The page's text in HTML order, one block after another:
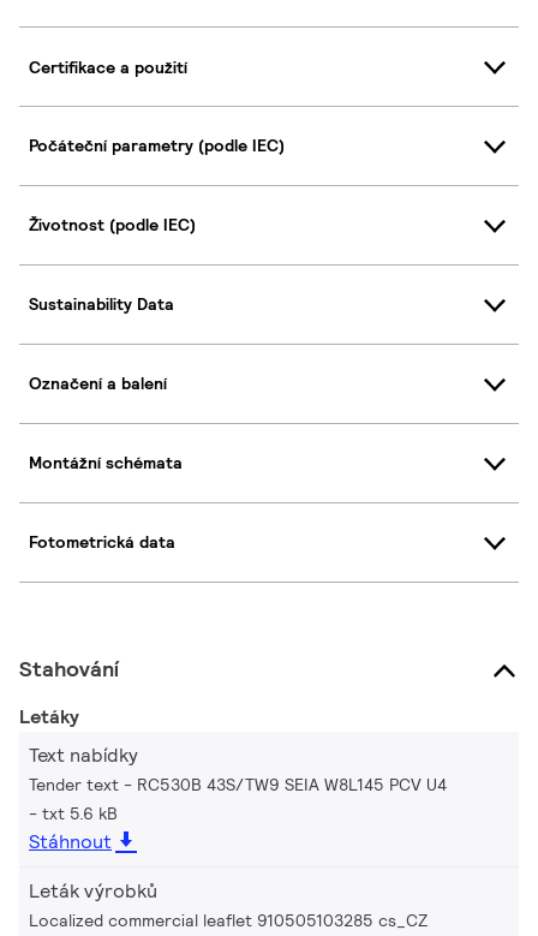
Certifikace a použití
Počáteční parametry (podle IEC)
Životnost (podle IEC)
Sustainability Data
Označení a balení
Montážní schémata
Fotometrická data
Stahování
Letáky
Text nabídky
Tender text - RC530B 43S/TW9 SEIA W8L145 PCV U4
txt 5.6 kB
Stáhnout
Leták výrobků
Localized commercial leaflet 910505103285 cs_CZ